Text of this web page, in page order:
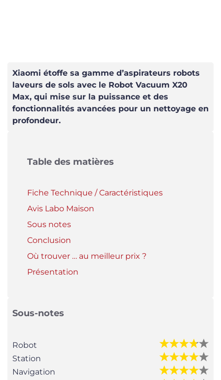
Xiaomi étoffe sa gamme d’aspirateurs robots
laveurs de sols avec le Robot Vacuum X20
Max, qui mise sur la puissance et des
fonctionnalités avancées pour un nettoyage en
profondeur.
Table des matières
Fiche Technique / Caractéristiques
Avis Labo Maison
Sous notes
Conclusion
Où trouver … au meilleur prix ?
Présentation
Sous-notes
Robot
Station
Navigation